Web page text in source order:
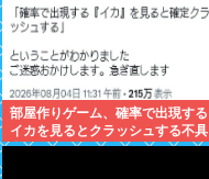
部屋作りゲーム、確率で出現する
イカを見るとクラッシュする不具
合が発生